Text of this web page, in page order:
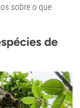
sobre o que
de